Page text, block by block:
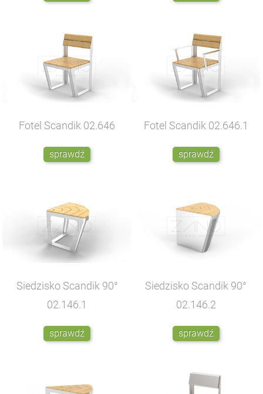
Fotel Scandik 02.646
sprawdź
Fotel Scandik 02.646.1
sprawdź
Siedzisko Scandik 90°
02.146.1
sprawdź
Siedzisko Scandik 90°
02.146.2
sprawdź